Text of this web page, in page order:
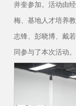
井奎参加。活动由
梅、基地人才培养
志锋、彭晓博、戴
同参与了本次活动。